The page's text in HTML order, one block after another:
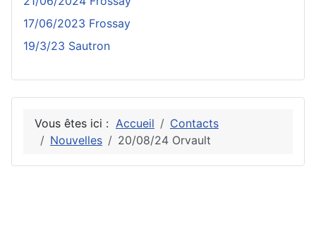
17/06/2023 Frossay
19/3/23 Sautron
Vous êtes ici : Accueil
Contacts
Nouvelles
20/08/24 Orvault